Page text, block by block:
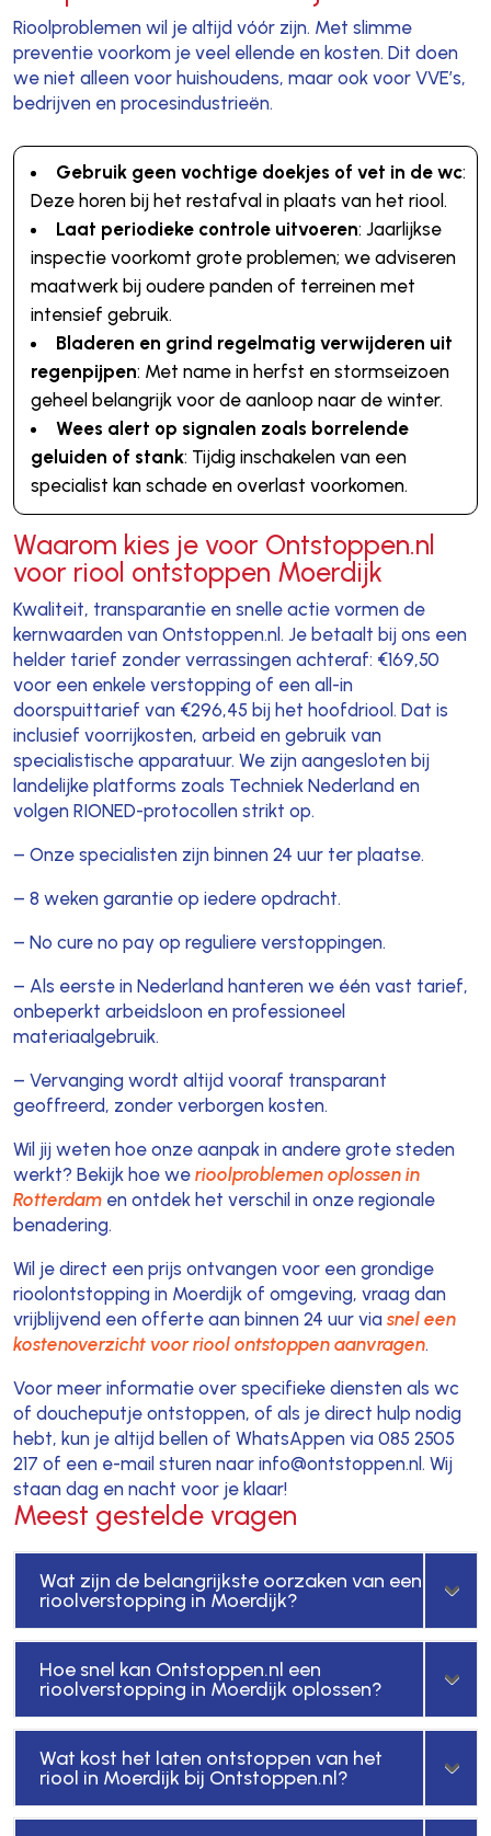
Rioolproblemen wil je altijd vóór zijn. Met slimme
preventie voorkom je veel ellende en kosten. Dit doen
we niet alleen voor huishoudens, maar ook voor VVE’s,
bedrijven en procesindustrieën.
Gebruik geen vochtige doekjes of vet in de wc:
Deze horen bij het restafval in plaats van het riool.
Laat periodieke controle uitvoeren: Jaarlijkse
inspectie voorkomt grote problemen; we adviseren
maatwerk bij oudere panden of terreinen met
intensief gebruik.
Bladeren en grind regelmatig verwijderen uit
regenpijpen: Met name in herfst en stormseizoen
geheel belangrijk voor de aanloop naar de winter.
Wees alert op signalen zoals borrelende
geluiden of stank: Tijdig inschakelen van een
specialist kan schade en overlast voorkomen.
Waarom kies je voor Ontstoppen.nl
voor riool ontstoppen Moerdijk
Kwaliteit, transparantie en snelle actie vormen de
kernwaarden van Ontstoppen.nl. Je betaalt bij ons een
helder tarief zonder verrassingen achteraf: €169,50
voor een enkele verstopping of een all-in
doorspuittarief van €296,45 bij het hoofdriool. Dat is
inclusief voorrijkosten, arbeid en gebruik van
specialistische apparatuur. We zijn aangesloten bij
landelijke platforms zoals Techniek Nederland en
volgen RIONED-protocollen strikt op.
– Onze specialisten zijn binnen 24 uur ter plaatse.
– 8 weken garantie op iedere opdracht.
– No cure no pay op reguliere verstoppingen.
– Als eerste in Nederland hanteren we één vast tarief,
onbeperkt arbeidsloon en professioneel
materiaalgebruik.
– Vervanging wordt altijd vooraf transparant
geoffreerd, zonder verborgen kosten.
Wil jij weten hoe onze aanpak in andere grote steden
werkt? Bekijk hoe we rioolproblemen oplossen in
Rotterdamen ontdek het verschil in onze regionale
benadering.
Wil je direct een prijs ontvangen voor een grondige
rioolontstopping in Moerdijk of omgeving, vraag dan
vrijblijvend een offerte aan binnen 24 uur via snel een
kostenoverzicht voor riool ontstoppen aanvragen.
Voor meer informatie over specifieke diensten als wc
of doucheputje ontstoppen, of als je direct hulp nodig
hebt, kun je altijd bellen of WhatsAppen via 085 2505
217 of een e-mail sturen naar info@ontstoppen.nl. Wij
staan dag en nacht voor je klaar!
Meest gestelde vragen
Wat zijn de belangrijkste oorzaken van een
rioolverstopping in Moerdijk?
Hoe snel kan Ontstoppen.nl een
rioolverstopping in Moerdijk oplossen?
Wat kost het laten ontstoppen van het
riool in Moerdijk bij Ontstoppen.nl?